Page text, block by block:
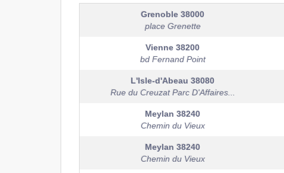
Grenoble 38000
place Grenette
Vienne 38200
bd Fernand Point
L'Isle-d'Abeau 38080
Rue du Creuzat Parc D'Affaires...
Meylan 38240
Chemin du Vieux
Meylan 38240
Chemin du Vieux